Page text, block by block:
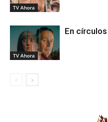
TV Ahora
TV Ahora
En